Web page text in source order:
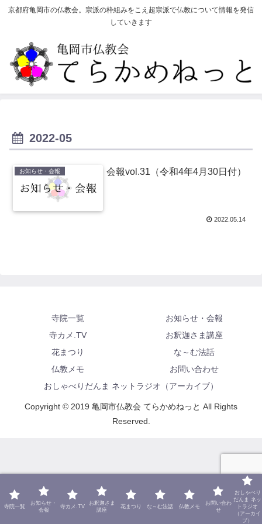
京都府亀岡市の仏教会。宗派の枠組みをこえ超宗派で仏教について情報を発信
していきます
2022-05
お知らせ・会報 会報vol.31（令和4年4月30日付）
2022.05.14
寺院一覧
お知らせ・会報
寺カメ.TV
お釈迦さま講座
花まつり
な～む法話
仏教メモ
お問い合わせ
おしゃべりだんま ネットラジオ（アーカイブ）
Copyright © 2019 亀岡市仏教会 てらかめねっと All Rights
Reserved.
寺院一覧
お知らせ・
会報
寺カメ.TV
お釈迦さま
講座
花まつり な～む法話 仏教メモ
お問い合わ
せ
おしゃべり
だんま ネッ
トラジオ
（アーカイ
ブ）